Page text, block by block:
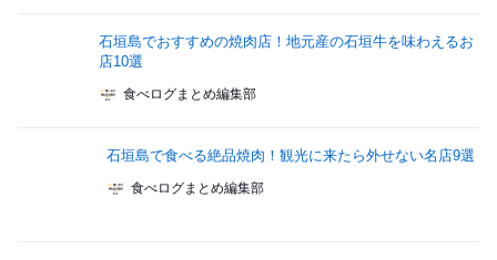
石垣島でおすすめの焼肉店！地元産の石垣牛を味わえるお
店10選
食べログまとめ編集部
石垣島で食べる絶品焼肉！観光に来たら外せない名店9選
食べログまとめ編集部